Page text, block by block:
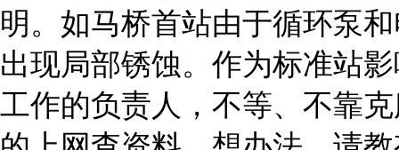
明。如马桥首站由于循环泵
出现局部锈蚀。作为标准站
工作的负责人，不等、不靠